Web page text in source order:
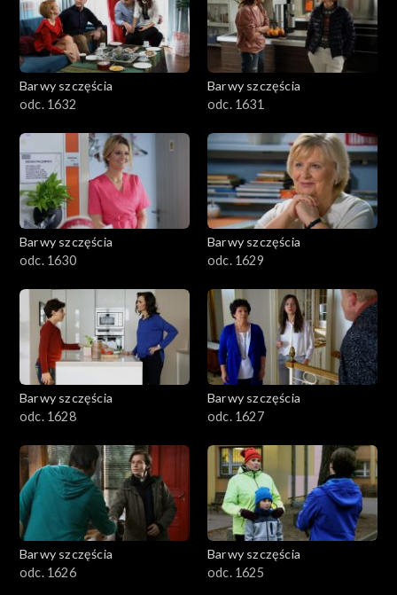
Barwy szczęścia
odc. 1632
Barwy szczęścia
odc. 1631
Barwy szczęścia
odc. 1630
Barwy szczęścia
odc. 1629
Barwy szczęścia
odc. 1628
Barwy szczęścia
odc. 1627
Barwy szczęścia
odc. 1626
Barwy szczęścia
odc. 1625